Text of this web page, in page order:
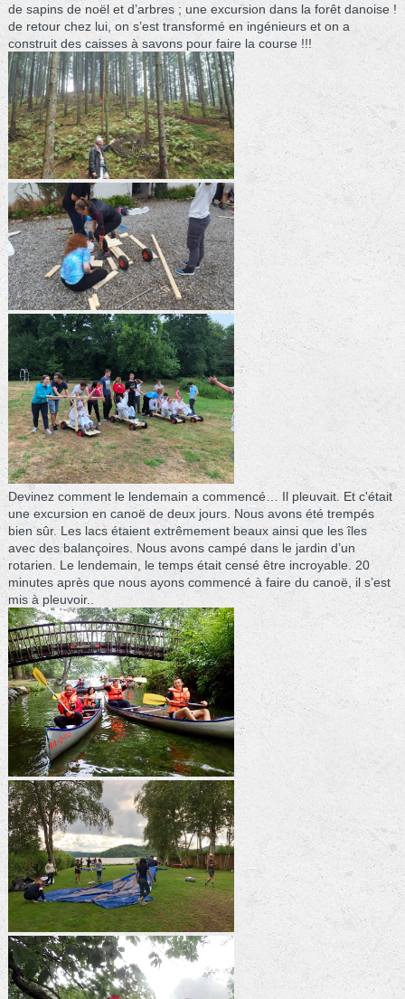
de sapins de noël et d’arbres ; une excursion dans la forêt danoise !
de retour chez lui, on s’est transformé en ingénieurs et on a
construit des caisses à savons pour faire la course !!!
Devinez comment le lendemain a commencé… Il pleuvait. Et c'était
une excursion en canoë de deux jours. Nous avons été trempés
bien sûr. Les lacs étaient extrêmement beaux ainsi que les îles
avec des balançoires. Nous avons campé dans le jardin d’un
rotarien. Le lendemain, le temps était censé être incroyable. 20
minutes après que nous ayons commencé à faire du canoë, il s’est
mis à pleuvoir..